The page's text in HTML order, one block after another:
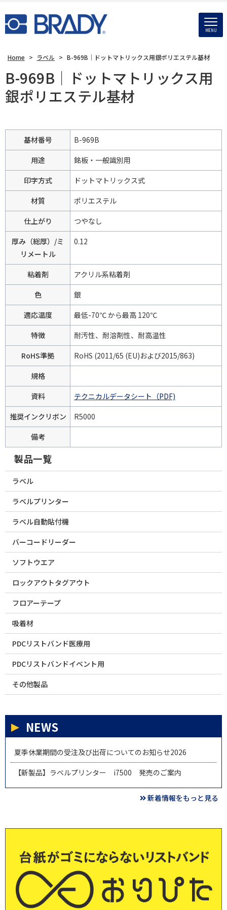
MENU
Home > ラベル > B-969B｜ドットマトリックス用銀ポリエステル基材
B-969B｜ドットマトリックス用
銀ポリエステル基材
基材番号
B-969B
用途
銘板・一般識別用
印字方式
ドットマトリックス式
材質
ポリエステル
仕上がり
つやなし
厚み（総厚）/ミ
リメートル
0.12
粘着剤
アクリル系粘着剤
色
銀
適応温度
最低-70℃ から最高 120℃
特徴
耐汚性、耐溶剤性、耐高温性
RoHS準拠
RoHS (2011/65 (EU)および2015/863)
規格
資料
テクニカルデータシート（PDF)
推奨インクリボン
R5000
備考
製品一覧
ラベル
ラベルプリンター
ラベル自動貼付機
バーコードリーダー
ソフトウエア
ロックアウトタグアウト
フロアーテープ
吸着材
PDCリストバンド医療用
PDCリストバンドイベント用
その他製品
NEWS
夏季休業期間の受注及び出荷についてのお知らせ2026
【新製品】ラベルプリンター i7500 発売のご案内
新着情報をもっと見る